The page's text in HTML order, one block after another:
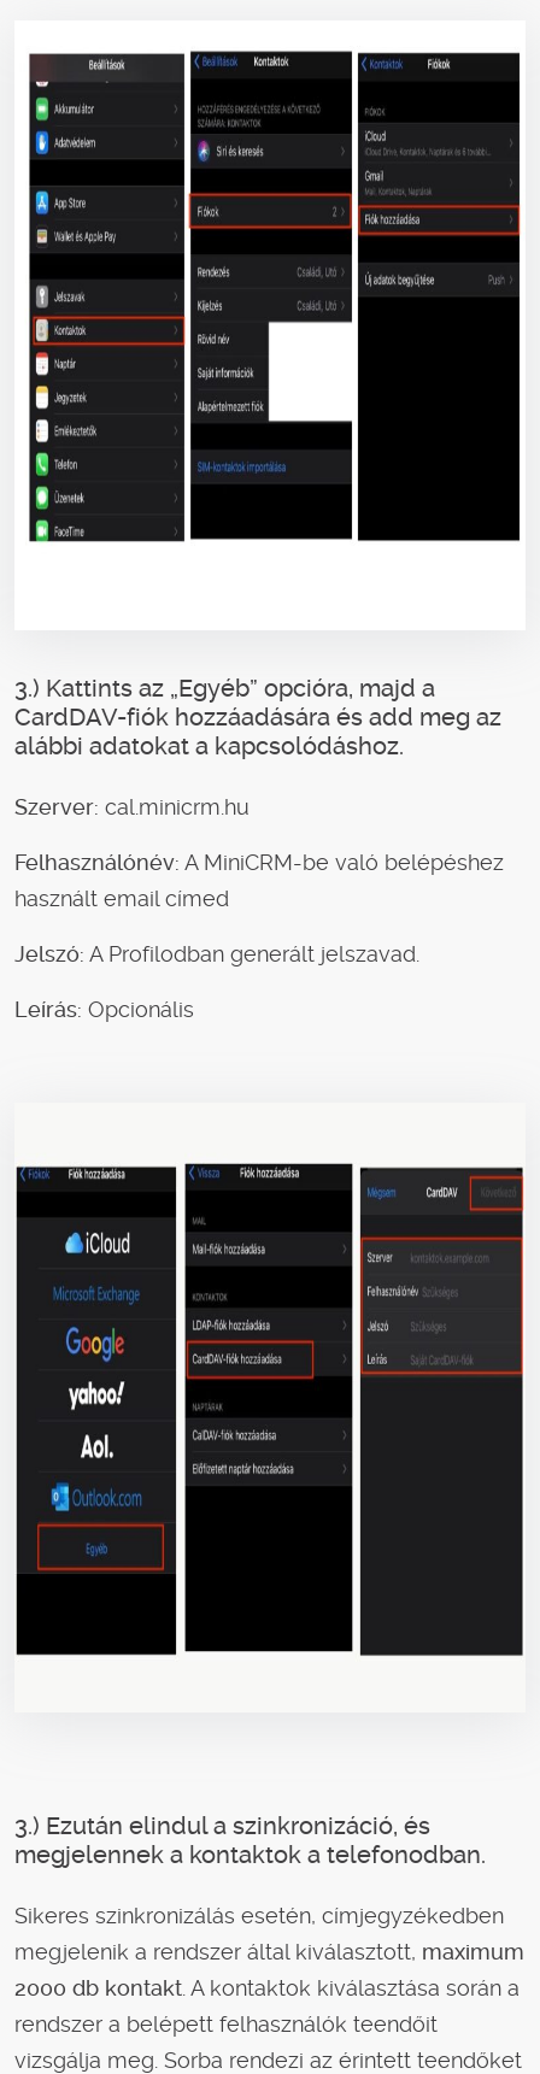
3.) Kattints az „Egyéb” opcióra, majd a
CardDAV-fiók hozzáadására és add meg az
alábbi adatokat a kapcsolódáshoz.
Szerver: cal.minicrm.hu
Felhasználónév: A MiniCRM-be való belépéshez
használt email címed
Jelszó: A Profilodban generált jelszavad.
Leírás: Opcionális
3.) Ezután elindul a szinkronizáció, és
megjelennek a kontaktok a telefonodban.
Sikeres szinkronizálás esetén, címjegyzékedben
megjelenik a rendszer által kiválasztott, maximum
2000 db kontakt . A kontaktok kiválasztása során a
rendszer a belépett felhasználók teendőit
vizsgálja meg. Sorba rendezi az érintett teendőket